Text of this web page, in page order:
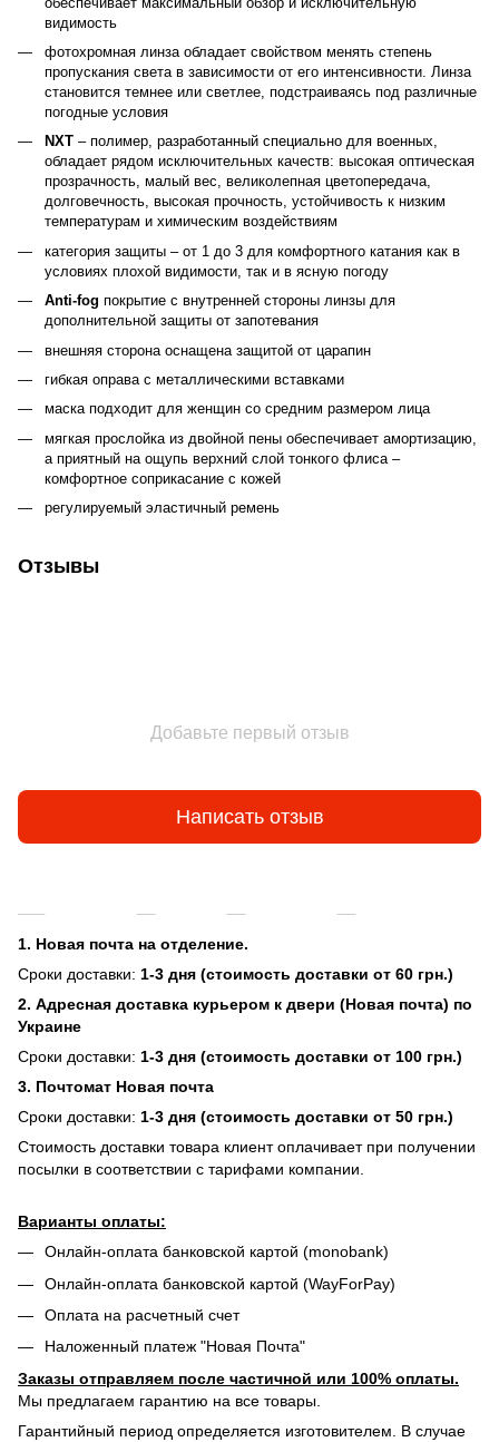
видимость
фотохромная линза обладает свойством менять степень
пропускания света в зависимости от его интенсивности. Линза
становится темнее или светлее, подстраиваясь под различные
погодные условия
NXT – полимер, разработанный специально для военных,
обладает рядом исключительных качеств: высокая оптическая
прозрачность, малый вес, великолепная цветопередача,
долговечность, высокая прочность, устойчивость к низким
температурам и химическим воздействиям
категория защиты – от 1 до 3 для комфортного катания как в
условиях плохой видимости, так и в ясную погоду
Anti-fog покрытие с внутренней стороны линзы для
дополнительной защиты от запотевания
внешняя сторона оснащена защитой от царапин
гибкая оправа с металлическими вставками
маска подходит для женщин со средним размером лица
мягкая прослойка из двойной пены обеспечивает амортизацию,
а приятный на ощупь верхний слой тонкого флиса –
комфортное соприкасание с кожей
регулируемый эластичный ремень
Отзывы
Добавьте первый отзыв
Написать отзыв
1. Новая почта на отделение.
Сроки доставки: 1-3 дня (стоимость доставки от 60 грн.)
2. Адресная доставка курьером к двери (Новая почта) по
Украине
Сроки доставки: 1-3 дня (стоимость доставки от 100 грн.)
3. Почтомат Новая почта
Сроки доставки: 1-3 дня (стоимость доставки от 50 грн.)
Стоимость доставки товара клиент оплачивает при получении
посылки в соответствии с тарифами компании.
Варианты оплаты:
Онлайн-оплата банковской картой (monobank)
Онлайн-оплата банковской картой (WayForPay)
Оплата на расчетный счет
Наложенный платеж "Новая Почта"
Заказы отправляем после частичной или 100% оплаты.
Мы предлагаем гарантию на все товары.
Гарантийный период определяется изготовителем. В случае